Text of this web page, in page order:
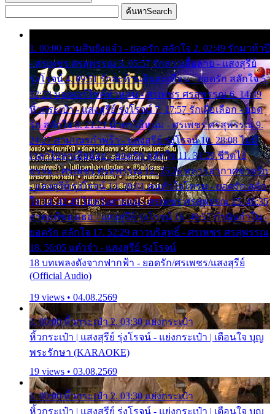
ค้นหาSearch
1. 00:00 สามสิบยังแจ๋ว - ยอดรัก สลักใจ 2. 02:49 รักมาห้าปี
- ศรเพชร ศรสุพรรณ 3. 05:57 รักสาวเสื้อลาย - แสงสุรีย์
รุ่งโรจน์ 4. 09:51 รักสะท้านดินสะเทือน - ยอดรัก สลักใจ 5.
12:23 มอเตอร์ไซค์ทำหล่น - ศรเพชร ศรสุพรรณ 6. 14:49
หิ้วกระเป๋า - แสงสุรีย์ รุ่งโรจน์ 7. 17:57 รักเผื่อเลือก - ยอด
รัก สลักใจ 8. 21:21 น้ำตาไอ้หนุ่ม - ศรเพชร ศรสุพรรณ 9.
24:27 สามเณรกำพร้า - แสงสุรีย์ รุ่งโรจน์ 10. 28:08 ไม่มี
เวลาไปหาเมียน้อย - ยอดรัก สลักใจ 11. 31:29 ชีวิตไอ้
ธรรม - ศรเพชร ศรสุพรรณ 12. 35:26 ทหารอากาศขาดรัก
- แสงสุรีย์ รุ่งโรจน์ 13. 39:01 คนหัวใจโทรม - ยอดรัก สลัก
ใจ 14. 42:49 ไอ้หวังตายแน่ - ศรเพชร ศรสุพรรณ 15. 46:35
ธาตุแท้ของเธอ - แสงสุรีย์ รุ่งโรจน์ 16. 49:57 กำนันกำใน -
ยอดรัก สลักใจ 17. 52:29 สาวบริสุทธิ์ - ศรเพชร ศรสุพรรณ
18. 56:05 แต๋วจ๋า - แสงสุรีย์ รุ่งโรจน์
18 บทเพลงดังจากฟากฟ้า - ยอดรัก/ศรเพชร/แสงสุรีย์
(Official Audio)
19 views • 04.08.2569
1. 00:00 หิ้วกระเป๋า 2. 03:30 แย่งกระเป๋า
หิ้วกระเป๋า | แสงสุรีย์ รุ่งโรจน์ - แย่งกระเป๋า | เตือนใจ บุญ
พระรักษา (KARAOKE)
19 views • 03.08.2569
1. 00:00 หิ้วกระเป๋า 2. 03:30 แย่งกระเป๋า
หิ้วกระเป๋า | แสงสุรีย์ รุ่งโรจน์ - แย่งกระเป๋า | เตือนใจ บุญ